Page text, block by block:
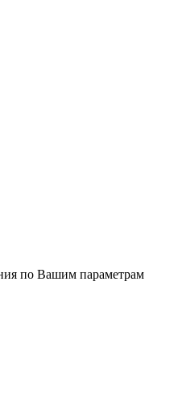
по Вашим параметрам